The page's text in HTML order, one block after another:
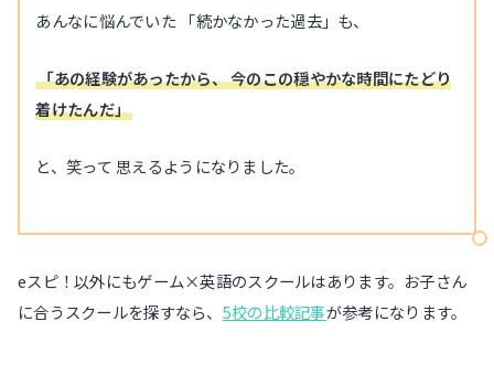
あんなに悩んでいた 「続かなかった過去」も、
「あの経験があったから、 今のこの穏やかな時間にたどり
着けたんだ」
と、笑って 思えるようになりました。
eスピ！以外にもゲーム×英語のスクールはあります。お子さん
に合うスクールを探すなら、 5校の比較記事が参考になります。